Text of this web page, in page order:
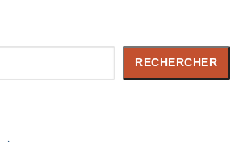
RECHERCHER